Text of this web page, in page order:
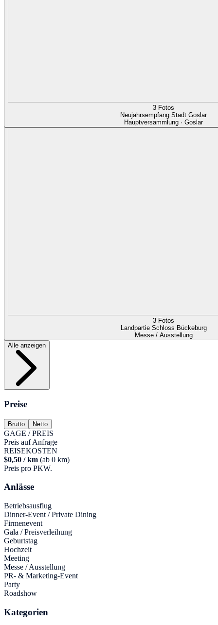
3 Fotos
Neujahrsempfang Stadt Goslar
Hauptversammlung · Goslar
3 Fotos
Landpartie Schloss Bückeburg
Messe / Ausstellung
Alle anzeigen
Preise
Brutto Netto
GAGE / PREIS
Preis auf Anfrage
REISEKOSTEN
$0,50 / km (ab 0 km)
Preis pro PKW.
Anlässe
Betriebsausflug
Dinner-Event / Private Dining
Firmenevent
Gala / Preisverleihung
Geburtstag
Hochzeit
Meeting
Messe / Ausstellung
PR- & Marketing-Event
Party
Roadshow
Kategorien